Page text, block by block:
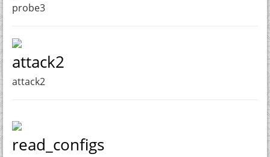
probe3
attack2
attack2
read_configs